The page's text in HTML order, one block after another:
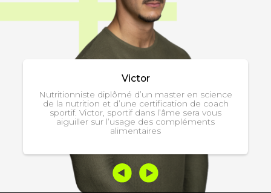
d’un master en science
d’une certification de coach
sportif dans l’âme sera vous
l’usage des compléments
aussi